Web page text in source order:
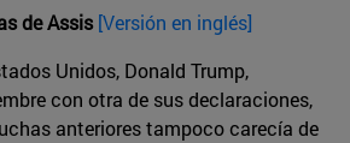
de Assis [Versión en inglés]
Unidos, Donald Trump,
con otra de sus declaraciones,
anteriores tampoco carecía de